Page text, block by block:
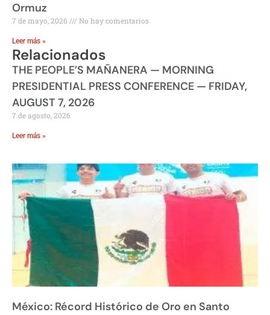
Ormuz
7 de mayo, 2026 No hay comentarios
Leer más »
Relacionados
THE PEOPLE’S MAÑANERA — MORNING
PRESIDENTIAL PRESS CONFERENCE — FRIDAY,
AUGUST 7, 2026
7 de agosto, 2026
Leer más »
México: Récord Histórico de Oro en Santo